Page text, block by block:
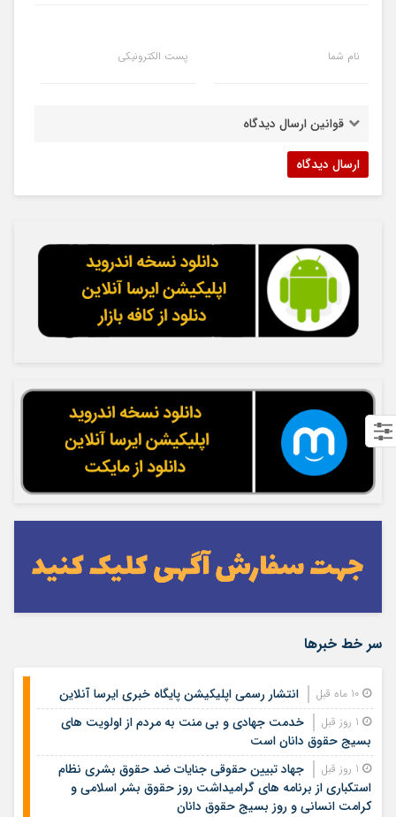
نام شما پست الکترونیکی
قوانین ارسال دیدگاه
سر خط خبرها
انتشار رسمی اپلیکیشن پایگاه خبری ایرسا آنلاین
خدمت جهادی و بی منت به مردم از اولویت های
بسیج حقوق دانان است
جهاد تبیین حقوقی جنایات ضد حقوق بشری نظام
استکباری از برنامه های گرامیداشت روز حقوق بشر اسلامی و
کرامت انسانی و روز بسیج حقوق دانان